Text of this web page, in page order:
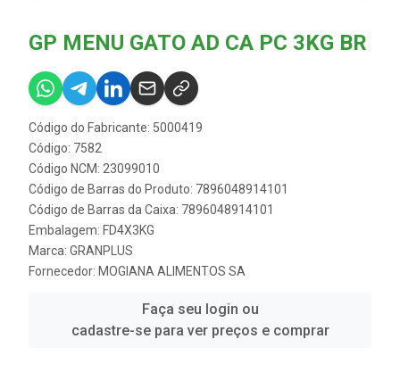
GP MENU GATO AD CA PC 3KG BR
Código do Fabricante: 5000419
Código: 7582
Código NCM: 23099010
Código de Barras do Produto: 7896048914101
Código de Barras da Caixa: 7896048914101
Embalagem: FD4X3KG
Marca: GRANPLUS
Fornecedor: MOGIANA ALIMENTOS SA
Faça seu login ou
cadastre-se para ver preços e comprar